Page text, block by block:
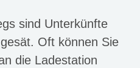
sind Unterkünfte
Oft können Sie
die Ladestation